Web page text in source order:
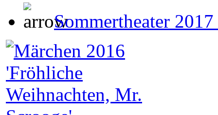
Sommertheater